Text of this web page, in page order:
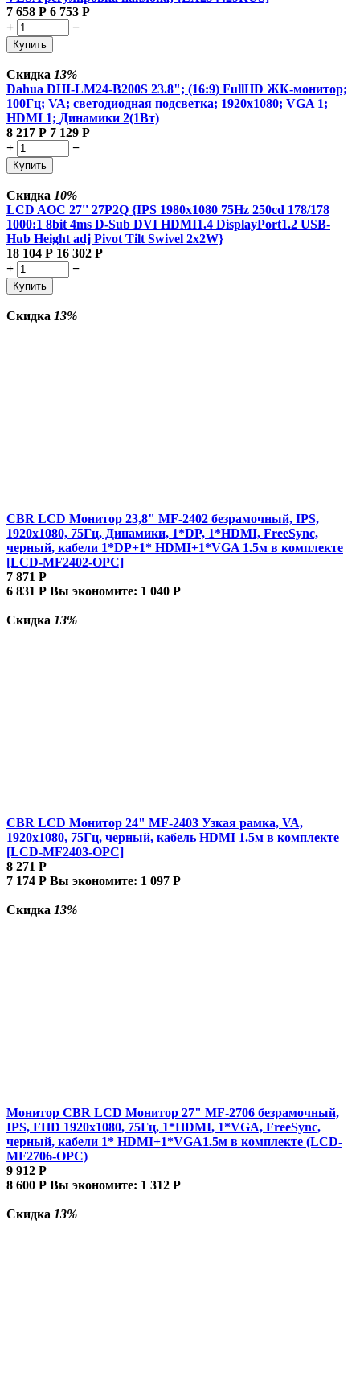
7 658 Р 6 753 Р
+
−
Купить
Скидка 13%
Dahua DHI-LM24-B200S 23.8"; (16:9) FullHD ЖК-монитор;
100Гц; VA; светодиодная подсветка; 1920x1080; VGA 1;
HDMI 1; Динамики 2(1Вт)
8 217 Р 7 129 Р
+
−
Купить
Скидка 10%
LCD AOC 27'' 27P2Q {IPS 1980x1080 75Hz 250cd 178/178
1000:1 8bit 4ms D-Sub DVI HDMI1.4 DisplayPort1.2 USB-
Hub Height adj Pivot Tilt Swivel 2x2W}
18 104 Р 16 302 Р
+
−
Купить
Скидка 13%
CBR LCD Монитор 23,8" MF-2402 безрамочный, IPS,
1920x1080, 75Гц, Динамики, 1*DP, 1*HDMI, FreeSync,
черный, кабели 1*DP+1* HDMI+1*VGA 1.5м в комплекте
[LCD-MF2402-OPC]
7 871 Р
6 831 Р Вы экономите: 1 040 Р
Скидка 13%
CBR LCD Монитор 24" MF-2403 Узкая рамка, VA,
1920x1080, 75Гц, черный, кабель HDMI 1.5м в комплекте
[LCD-MF2403-OPC]
8 271 Р
7 174 Р Вы экономите: 1 097 Р
Скидка 13%
Монитор CBR LCD Монитор 27" MF-2706 безрамочный,
IPS, FHD 1920x1080, 75Гц, 1*HDMI, 1*VGA, FreeSync,
черный, кабели 1* HDMI+1*VGA1.5м в комплекте (LCD-
MF2706-OPC)
9 912 Р
8 600 Р Вы экономите: 1 312 Р
Скидка 13%